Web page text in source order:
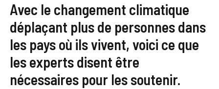
Avec le changement climatique
déplaçant plus de personnes dans
les pays où ils vivent, voici ce que
les experts disent être
nécessaires pour les soutenir.